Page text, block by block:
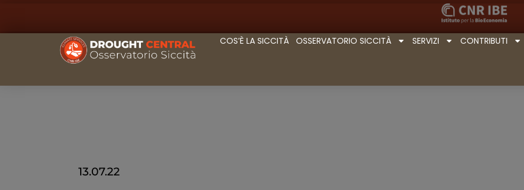
COS’È LA SICCITÀ OSSERVATORIO SICCITÀ SERVIZI CONTRIBUTI
13.07.22